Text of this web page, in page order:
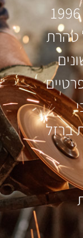
ומסגרות שהוקמה בשנת 1996
טהרת
ברזל